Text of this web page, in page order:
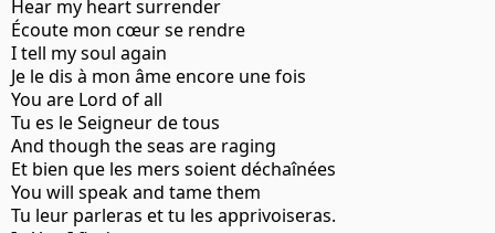
Hear my heart surrender
Écoute mon cœur se rendre
I tell my soul again
Je le dis à mon âme encore une fois
You are Lord of all
Tu es le Seigneur de tous
And though the seas are raging
Et bien que les mers soient déchaînées
You will speak and tame them
Tu leur parleras et tu les apprivoiseras.